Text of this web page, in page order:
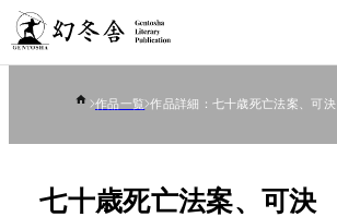
作品一覧 作品詳細：七十歳死亡法案、可決
七十歳死亡法案、可決